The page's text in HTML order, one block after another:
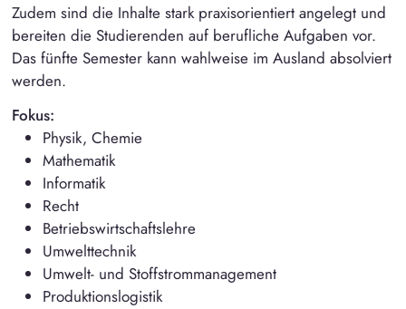
Zudem sind die Inhalte stark praxisorientiert angelegt und
bereiten die Studierenden auf berufliche Aufgaben vor.
Das fünfte Semester kann wahlweise im Ausland absolviert
werden.
Fokus:
Physik, Chemie
Mathematik
Informatik
Recht
Betriebswirtschaftslehre
Umwelttechnik
Umwelt- und Stoffstrommanagement
Produktionslogistik